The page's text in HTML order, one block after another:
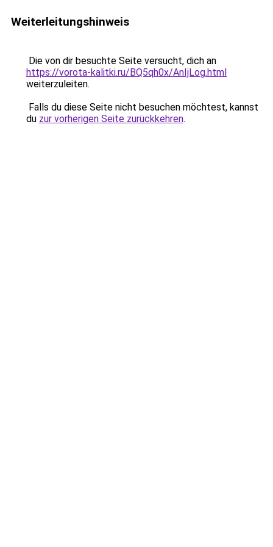
Weiterleitungshinweis
Die von dir besuchte Seite versucht, dich an
https://vorota-kalitki.ru/BQ5qh0x/AnIjLog.html
weiterzuleiten.
Falls du diese Seite nicht besuchen möchtest, kannst
du zur vorherigen Seite zurückkehren.